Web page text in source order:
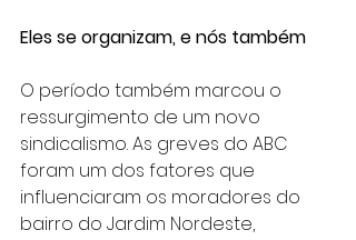
Eles se organizam, e nós também
O período também marcou o
ressurgimento de um novo
sindicalismo. As greves do ABC
foram um dos fatores que
influenciaram os moradores do
bairro do Jardim Nordeste,